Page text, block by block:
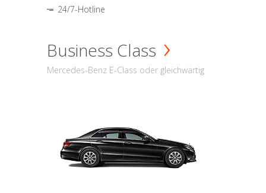
24/7-Hotline
Business Class
Mercedes-Benz E-Class oder gleichwärtig